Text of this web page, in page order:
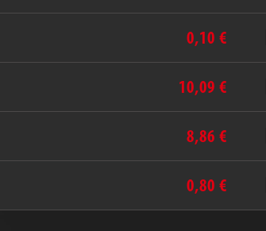
0,10 €
10,09 €
8,86 €
0,80 €